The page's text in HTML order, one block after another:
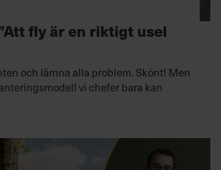
fly är en riktigt usel
och lämna alla problem. Skönt! Men
vi chefer bara kan